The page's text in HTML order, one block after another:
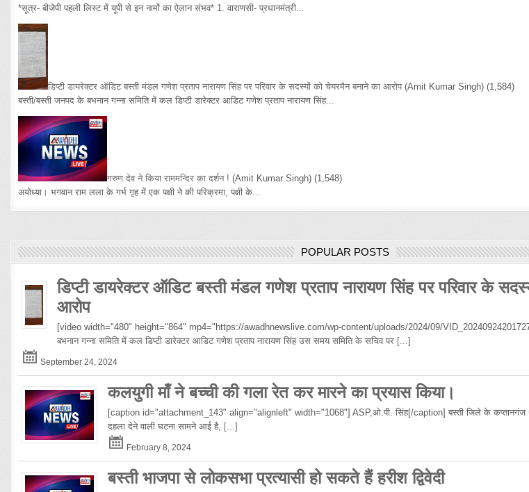
*सूत्र- बीजेपी पहली लिस्ट में यूपी से इन नामों का ऐलान संभव* 1. वाराणसी- प्रधानमंत्री...
डिप्टी डायरेक्टर ऑडिट बस्ती मंडल गणेश प्रताप नारायण सिंह पर परिवार के सदस्यों को चेयरमैन बनाने का आरोप (Amit Kumar Singh) (1,584)
बस्ती/बस्ती जनपद के बभनान गन्ना समिति में कल डिप्टी डारेक्टर आडिट गणेश प्रताप नारायण सिंह...
गरुण देव ने किया राममन्दिर का दर्शन ! (Amit Kumar Singh) (1,548)
अयोध्या। भगवान राम लला के गर्भ गृह में एक पक्षी ने की परिक्रमा, पक्षी के...
POPULAR POSTS
डिप्टी डायरेक्टर ऑडिट बस्ती मंडल गणेश प्रताप नारायण सिंह पर परिवार के
आरोप
[video width="480" height="864" mp4="https://awadhnewslive.com/wp-content/uploads/2024/09/
बभनान गन्ना समिति में कल डिप्टी डारेक्टर आडिट गणेश प्रताप नारायण सिंह उस समय समिति के सचिव पर [...]
September 24, 2024
कलयुगी माँ ने बच्ची की गला रेत कर मारने का प्रयास किया।
[caption id="attachment_143" align="alignleft" width="1068"] ASP,ओ.पी. सिंह[/caption] बस्ती जिले के कप्तानगंज
दहला देने वाली घटना सामने आई है, [...]
February 8, 2024
बस्ती भाजपा से लोकसभा प्रत्यासी हो सकते हैं हरीश द्विवेदी